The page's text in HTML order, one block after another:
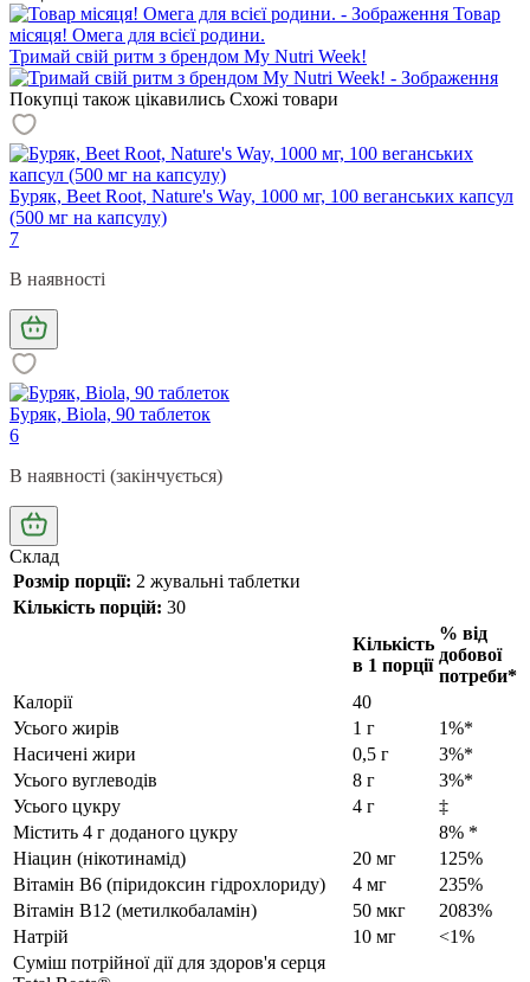
Товар
місяця! Омега для всієї родини.
Тримай свій ритм з брендом My Nutri Week!
Покупці також цікавились Схожі товари
Буряк, Beet Root, Nature's Way, 1000 мг, 100 веганських капсул
(500 мг на капсулу)
7
В наявності
Буряк, Biola, 90 таблеток
6
В наявності (закінчується)
Склад
Розмір порції: 2 жувальні таблетки
Кількість порцій: 30
Кількість
в 1 порції
% від
добової
потреби*
Калорії
40
Усього жирів
1 г
1%*
Насичені жири
0,5 г
3%*
Усього вуглеводів
8 г
3%*
Усього цукру
4 г
‡
Містить 4 г доданого цукру
8% *
Ніацин (нікотинамід)
20 мг
125%
Вітамін B6 (піридоксин гідрохлориду)
4 мг
235%
Вітамін В12 (метилкобаламін)
50 мкг
2083%
Натрій
10 мг
<1%
Суміш потрійної дії для здоров'я серця